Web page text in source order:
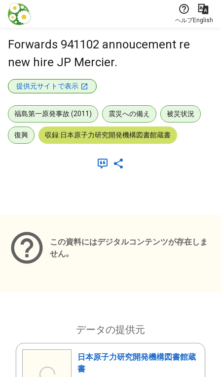
本文に飛ぶ
ヘルプEnglish
Forwards 941102 annoucement re
new hire JP Mercier.
提供元サイトで表示
福島第一原発事故 (2011) 震災への備え 被災状況
復興 収録:日本原子力研究開発機構図書館蔵書
この資料にはデジタルコンテンツが存在しま
せん。
データの提供元
日本原子力研究開発機構図書館蔵
書